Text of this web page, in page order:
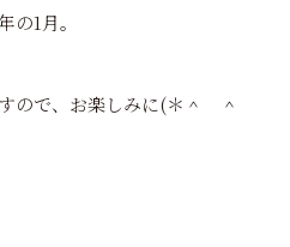
の1月。
ので、お楽しみに(＊＾ ＾